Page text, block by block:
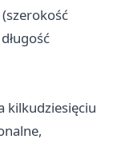
kilkudziesięciu